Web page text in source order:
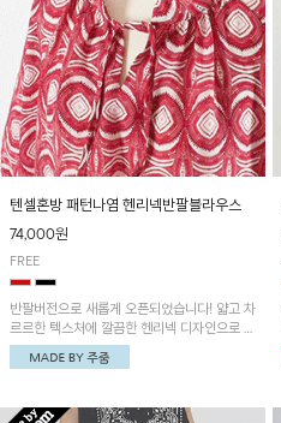
텐셀혼방 패턴나염 헨리넥반팔블라우스
74,000원
FREE
반팔버전으로 새롭게 오픈되었습니다! 얇고 차
르르한 텍스처에 깔끔한 헨리넥 디자인으로 제
작된 블라우스예요~볼륨감있는 소매 셔링과
세련된 나염패턴으로 유니크한 매력 UP!